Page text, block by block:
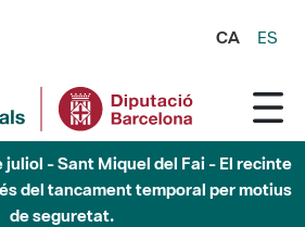
CA ES
juliol - Sant Miquel del Fai - El recinte
del tancament temporal per motius
de seguretat.